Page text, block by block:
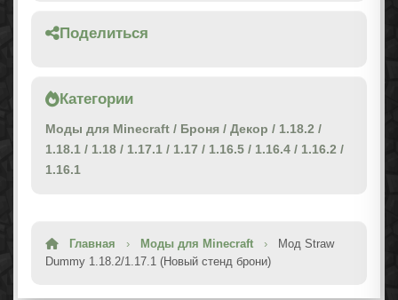
Поделиться
Категории
Моды для Minecraft / Броня / Декор / 1.18.2 /
1.18.1 / 1.18 / 1.17.1 / 1.17 / 1.16.5 / 1.16.4 / 1.16.2 /
1.16.1
Главная › Моды для Minecraft ›
Мод Straw
Dummy 1.18.2/1.17.1 (Новый стенд брони)